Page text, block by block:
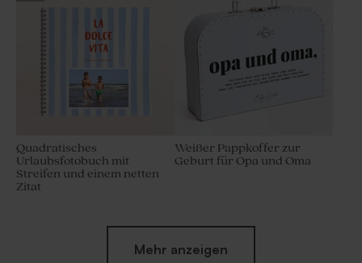
Quadratisches
Urlaubsfotobuch mit
Streifen und einem netten
Zitat
Weißer Pappkoffer zur
Geburt für Opa und Oma
Neu
Mehr anzeigen